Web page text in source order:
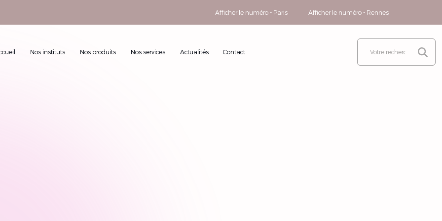
Afficher le numéro - Paris Afficher le numéro - Rennes
Nos instituts Nos produits Nos services Actualités Contact